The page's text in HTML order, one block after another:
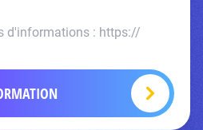
d'informations : https://